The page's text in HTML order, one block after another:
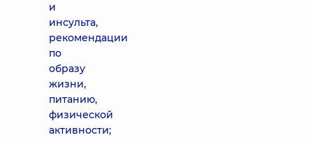
и
инсульта,
рекомендации
по
образу
жизни,
питанию,
физической
активности;